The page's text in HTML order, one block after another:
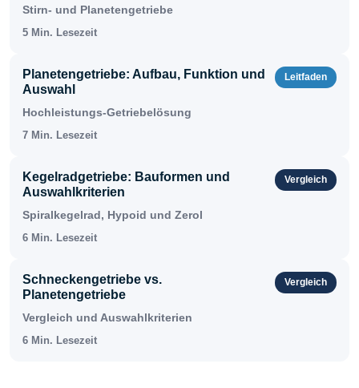
Stirn- und Planetengetriebe
5 Min. Lesezeit
Planetengetriebe: Aufbau, Funktion und
Auswahl
Hochleistungs-Getriebelösung
Leitfaden
7 Min. Lesezeit
Kegelradgetriebe: Bauformen und
Auswahlkriterien
Spiralkegelrad, Hypoid und Zerol
Vergleich
6 Min. Lesezeit
Schneckengetriebe vs.
Planetengetriebe
Vergleich und Auswahlkriterien
Vergleich
6 Min. Lesezeit